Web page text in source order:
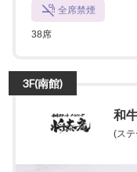
全席禁煙
38席
3F(南館)
和
(ス